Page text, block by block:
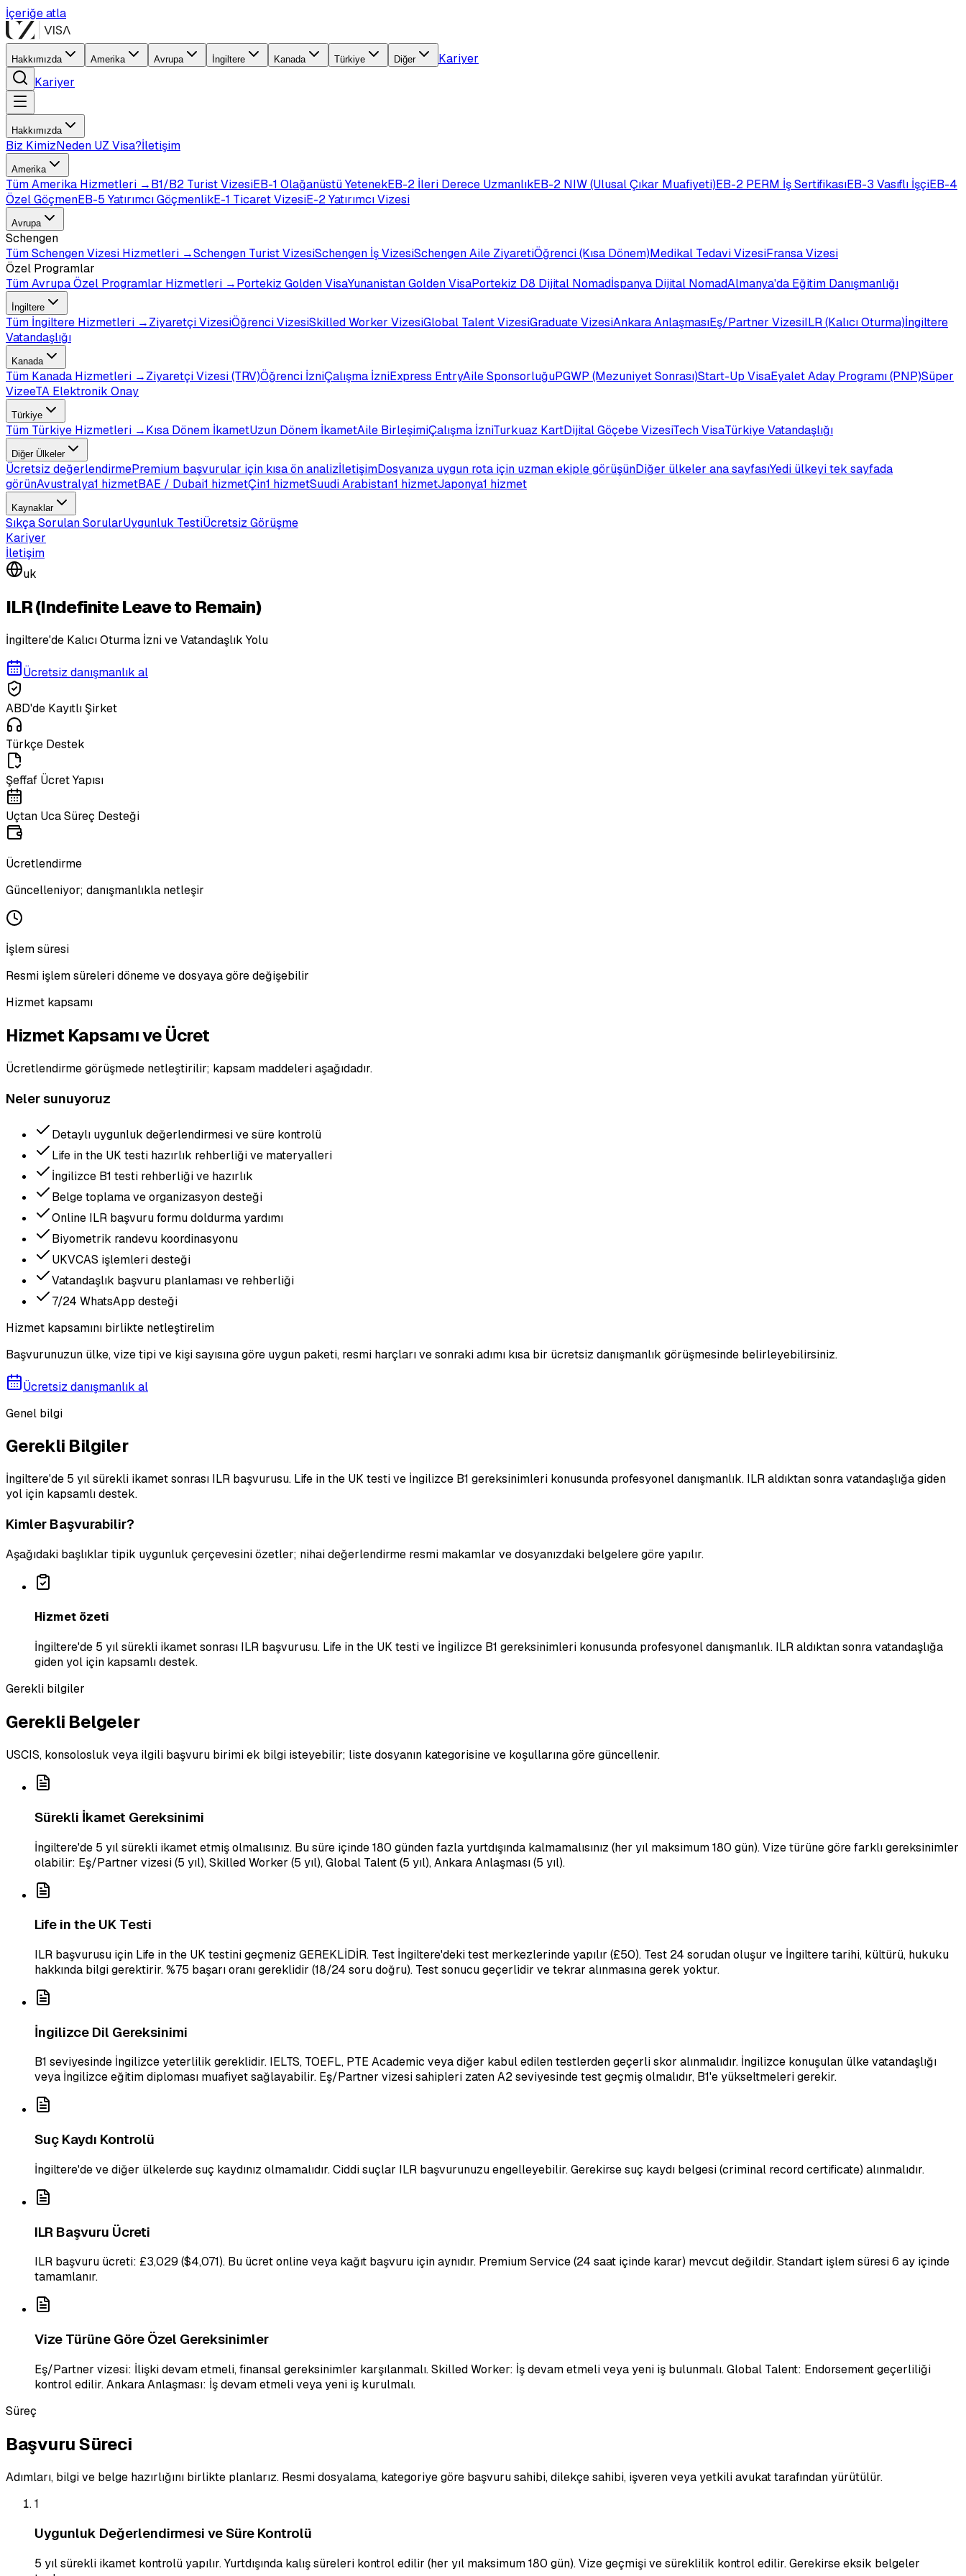
İçeriğe atla
Hakkımızda Amerika Avrupa İngiltere Kanada Türkiye Diğer
Kariyer
Kariyer
Hakkımızda
Biz KimizNeden UZ Visa?İletişim
Amerika
TümAmerika Hizmetleri →B1/B2 Turist VizesiEB-1 Olağanüstü YetenekEB-2 İleri Derece UzmanlıkEB-2 NIW (Ulusal Çıkar Muafiyeti)EB-2 PERM İş SertifikasıEB-3 Vasıflı İşçiEB-4
Özel GöçmenEB-5 Yatırımcı GöçmenlikE-1 Ticaret VizesiE-2 Yatırımcı Vizesi
Avrupa
Schengen
TümSchengen Vizesi Hizmetleri →Schengen Turist VizesiSchengen İş VizesiSchengen Aile ZiyaretiÖğrenci (Kısa Dönem)Medikal Tedavi VizesiFransa Vizesi
Özel Programlar
TümAvrupa Özel Programlar Hizmetleri →Portekiz Golden VisaYunanistan Golden VisaPortekiz D8 Dijital Nomadİspanya Dijital NomadAlmanya'da Eğitim Danışmanlığı
İngiltere
Tüm İngiltere Hizmetleri →Ziyaretçi VizesiÖğrenci VizesiSkilled Worker VizesiGlobal Talent VizesiGraduate VizesiAnkara AnlaşmasıEş/Partner VizesiILR (Kalıcı Oturma)İngiltere
Vatandaşlığı
Kanada
Tüm Kanada Hizmetleri →Ziyaretçi Vizesi (TRV)Öğrenci İzniÇalışma İzniExpress EntryAile SponsorluğuPGWP (Mezuniyet Sonrası)Start-Up VisaEyalet Aday Programı (PNP)Süper
VizeeTA Elektronik Onay
Türkiye
Tüm Türkiye Hizmetleri →Kısa Dönem İkametUzun Dönem İkametAile BirleşimiÇalışma İzniTurkuaz KartDijital Göçebe VizesiTech VisaTürkiye Vatandaşlığı
Diğer Ülkeler
Ücretsiz değerlendirmePremium başvurular için kısa ön analizİletişimDosyanıza uygun rota için uzman ekiple görüşünDiğer ülkeler ana sayfasıYedi ülkeyi tek sayfada
görünAvustralya1 hizmetBAE / Dubai1 hizmetÇin1 hizmetSuudi Arabistan1 hizmetJaponya1 hizmet
Kaynaklar
Sıkça Sorulan SorularUygunluk TestiÜcretsiz Görüşme
Kariyer
İletişim
uk
ILR (Indefinite Leave to Remain)
İngiltere'de Kalıcı Oturma İzni ve Vatandaşlık Yolu
Ücretsiz danışmanlık al
ABD'de Kayıtlı Şirket
Türkçe Destek
Şeffaf Ücret Yapısı
Uçtan Uca Süreç Desteği
Ücretlendirme
Güncelleniyor; danışmanlıkla netleşir
İşlem süresi
Resmi işlem süreleri döneme ve dosyaya göre değişebilir
Hizmet kapsamı
Hizmet Kapsamı ve Ücret
Ücretlendirme görüşmede netleştirilir; kapsam maddeleri aşağıdadır.
Neler sunuyoruz
Detaylı uygunluk değerlendirmesi ve süre kontrolü
Life in the UK testi hazırlık rehberliği ve materyalleri
İngilizce B1 testi rehberliği ve hazırlık
Belge toplama ve organizasyon desteği
Online ILR başvuru formu doldurma yardımı
Biyometrik randevu koordinasyonu
UKVCAS işlemleri desteği
Vatandaşlık başvuru planlaması ve rehberliği
7/24 WhatsApp desteği
Hizmet kapsamını birlikte netleştirelim
Başvurunuzun ülke, vize tipi ve kişi sayısına göre uygun paketi, resmi harçları ve sonraki adımı kısa bir ücretsiz danışmanlık görüşmesinde belirleyebilirsiniz.
Ücretsiz danışmanlık al
Genel bilgi
Gerekli Bilgiler
İngiltere'de 5 yıl sürekli ikamet sonrası ILR başvurusu. Life in the UK testi ve İngilizce B1 gereksinimleri konusunda profesyonel danışmanlık. ILR aldıktan sonra vatandaşlığa giden
yol için kapsamlı destek.
Kimler Başvurabilir?
Aşağıdaki başlıklar tipik uygunluk çerçevesini özetler; nihai değerlendirme resmi makamlar ve dosyanızdaki belgelere göre yapılır.
Hizmet özeti
İngiltere'de 5 yıl sürekli ikamet sonrası ILR başvurusu. Life in the UK testi ve İngilizce B1 gereksinimleri konusunda profesyonel danışmanlık. ILR aldıktan sonra vatandaşlığa
giden yol için kapsamlı destek.
Gerekli bilgiler
Gerekli Belgeler
USCIS, konsolosluk veya ilgili başvuru birimi ek bilgi isteyebilir; liste dosyanın kategorisine ve koşullarına göre güncellenir.
Sürekli İkamet Gereksinimi
İngiltere'de 5 yıl sürekli ikamet etmiş olmalısınız. Bu süre içinde 180 günden fazla yurtdışında kalmamalısınız (her yıl maksimum 180 gün). Vize türüne göre farklı gereksinimler
olabilir: Eş/Partner vizesi (5 yıl), Skilled Worker (5 yıl), Global Talent (5 yıl), Ankara Anlaşması (5 yıl).
Life in the UK Testi
ILR başvurusu için Life in the UK testini geçmeniz GEREKLİDİR. Test İngiltere'deki test merkezlerinde yapılır (£50). Test 24 sorudan oluşur ve İngiltere tarihi, kültürü, hukuku
hakkında bilgi gerektirir. %75 başarı oranı gereklidir (18/24 soru doğru). Test sonucu geçerlidir ve tekrar alınmasına gerek yoktur.
İngilizce Dil Gereksinimi
B1 seviyesinde İngilizce yeterlilik gereklidir. IELTS, TOEFL, PTE Academic veya diğer kabul edilen testlerden geçerli skor alınmalıdır. İngilizce konuşulan ülke vatandaşlığı
veya İngilizce eğitim diploması muafiyet sağlayabilir. Eş/Partner vizesi sahipleri zaten A2 seviyesinde test geçmiş olmalıdır, B1'e yükseltmeleri gerekir.
Suç Kaydı Kontrolü
İngiltere'de ve diğer ülkelerde suç kaydınız olmamalıdır. Ciddi suçlar ILR başvurunuzu engelleyebilir. Gerekirse suç kaydı belgesi (criminal record certificate) alınmalıdır.
ILR Başvuru Ücreti
ILR başvuru ücreti: £3,029 ($4,071). Bu ücret online veya kağıt başvuru için aynıdır. Premium Service (24 saat içinde karar) mevcut değildir. Standart işlem süresi 6 ay içinde
tamamlanır.
Vize Türüne Göre Özel Gereksinimler
Eş/Partner vizesi: İlişki devam etmeli, finansal gereksinimler karşılanmalı. Skilled Worker: İş devam etmeli veya yeni iş bulunmalı. Global Talent: Endorsement geçerliliği
kontrol edilir. Ankara Anlaşması: İş devam etmeli veya yeni iş kurulmalı.
Süreç
Başvuru Süreci
Adımları, bilgi ve belge hazırlığını birlikte planlarız. Resmi dosyalama, kategoriye göre başvuru sahibi, dilekçe sahibi, işveren veya yetkili avukat tarafından yürütülür.
1
Uygunluk Değerlendirmesi ve Süre Kontrolü
5 yıl sürekli ikamet kontrolü yapılır. Yurtdışında kalış süreleri kontrol edilir (her yıl maksimum 180 gün). Vize geçmişi ve süreklilik kontrol edilir. Gerekirse eksik belgeler